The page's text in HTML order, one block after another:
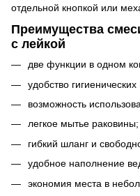
отдельной кнопкой или
Преимущества
с лейкой
две функции в одном
удобство
возможность
легкое мытье раковины;
гибкий шланг и
удобное наполнение
экономия места в